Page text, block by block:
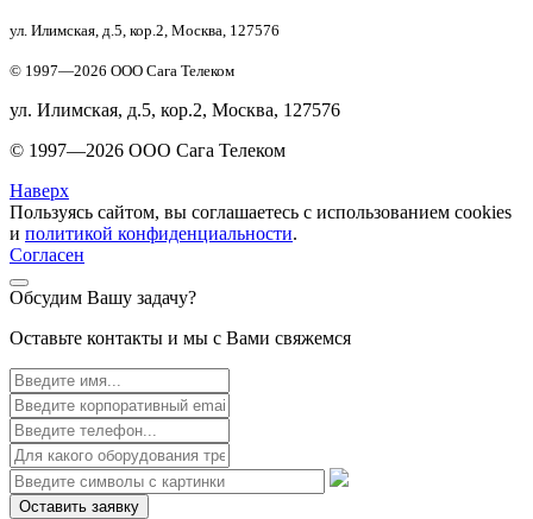
ул. Илимская, д.5, кор.2, Москва, 127576
© 1997—2026 ООО Сага Телеком
ул. Илимская, д.5, кор.2, Москва, 127576
© 1997—2026 ООО Сага Телеком
Наверх
Пользуясь сайтом, вы соглашаетесь с использованием cookies
и политикой конфиденциальности.
Согласен
Обсудим Вашу задачу?
Оставьте контакты и мы с Вами свяжемся
Оставить заявку